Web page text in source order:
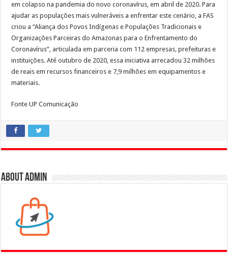
em colapso na pandemia do novo coronavírus, em abril de 2020. Para
ajudar as populações mais vulneráveis a enfrentar este cenário, a FAS
criou a “Aliança dos Povos Indígenas e Populações Tradicionais e
Organizações Parceiras do Amazonas para o Enfrentamento do
Coronavírus”, articulada em parceria com 112 empresas, prefeituras e
instituições. Até outubro de 2020, essa iniciativa arrecadou 32 milhões
de reais em recursos financeiros e 7,9 milhões em equipamentos e
materiais.
Fonte UP Comunicação
About admin